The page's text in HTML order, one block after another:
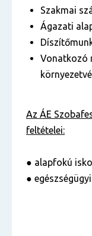
Szakmai
Ágazati
Vonatkozó
Az ÁE
feltételei:
● alapfokú
●